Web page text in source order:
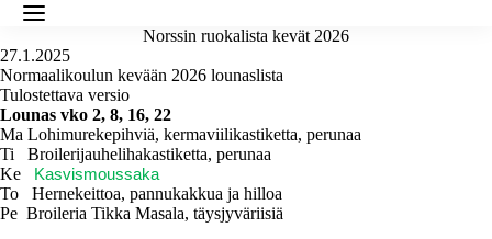
Norssin ruokalista kevät 2026
27.1.2025
Normaalikoulun kevään 2026 lounaslista
Tulostettava versio
Lounas vko 2, 8, 16, 22
Ma Lohimurekepihviä, kermaviilikastiketta, perunaa
Ti Broilerijauhelihakastiketta, perunaa
Ke
Kasvismoussaka
To
Hernekeittoa, pannukakkua ja hilloa
Pe Broileria Tikka Masala, täysjyväriisiä